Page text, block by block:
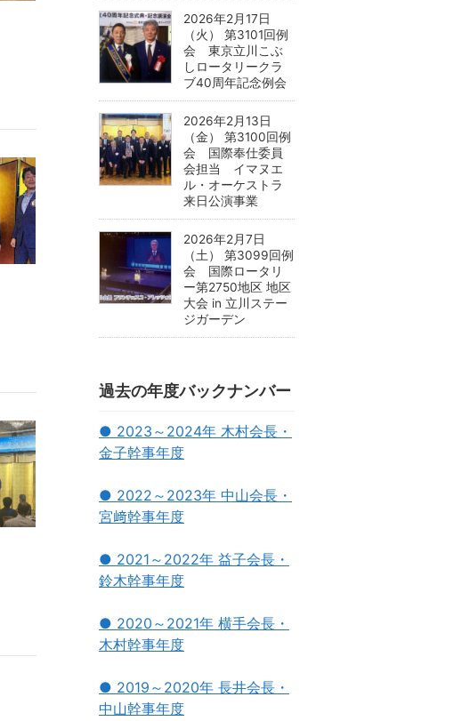
2026年2月17日
（火） 第3101回例
会 東京立川こぶ
しロータリークラ
ブ40周年記念例会
2026年2月13日
（金） 第3100回例
会 国際奉仕委員
会担当 イマヌエ
ル・オーケストラ
来日公演事業
2026年2月7日
（土） 第3099回例
会 国際ロータリ
ー第2750地区 地区
大会 in 立川ステー
ジガーデン
過去の年度バックナンバー
● 2023～2024年 木村会長・
金子幹事年度
● 2022～2023年 中山会長・
宮﨑幹事年度
● 2021～2022年 益子会長・
鈴木幹事年度
● 2020～2021年 横手会長・
木村幹事年度
● 2019～2020年 長井会長・
中山幹事年度